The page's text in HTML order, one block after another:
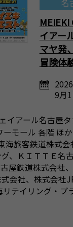
名
MEIEKI
イアー
マヤ発
冒険体
9月
アール名古屋タ
ーモール 各階 ほ
海旅客鉄道株式
、ＫＩＴＴＥ名
屋鉄道株式会社
会社、株式会社
テイリング・プ